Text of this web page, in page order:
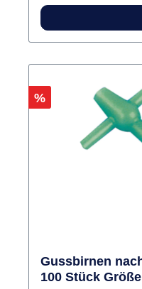
durch Umgestaltung
ist das Ergebnis
Sticks durch
Anwachsstiftes
Abtrennen nach
Kanaldurchmesser
Rabatt
%
Gussbirnen
100 Stück